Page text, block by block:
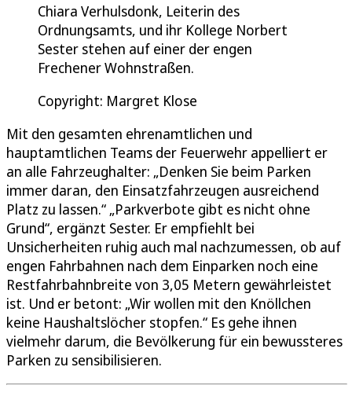
Chiara Verhulsdonk, Leiterin des
Ordnungsamts, und ihr Kollege Norbert
Sester stehen auf einer der engen
Frechener Wohnstraßen.
Copyright: Margret Klose
Mit den gesamten ehrenamtlichen und
hauptamtlichen Teams der Feuerwehr appelliert er
an alle Fahrzeughalter: „Denken Sie beim Parken
immer daran, den Einsatzfahrzeugen ausreichend
Platz zu lassen.“ „Parkverbote gibt es nicht ohne
Grund“, ergänzt Sester. Er empfiehlt bei
Unsicherheiten ruhig auch mal nachzumessen, ob auf
engen Fahrbahnen nach dem Einparken noch eine
Restfahrbahnbreite von 3,05 Metern gewährleistet
ist. Und er betont: „Wir wollen mit den Knöllchen
keine Haushaltslöcher stopfen.“ Es gehe ihnen
vielmehr darum, die Bevölkerung für ein bewussteres
Parken zu sensibilisieren.